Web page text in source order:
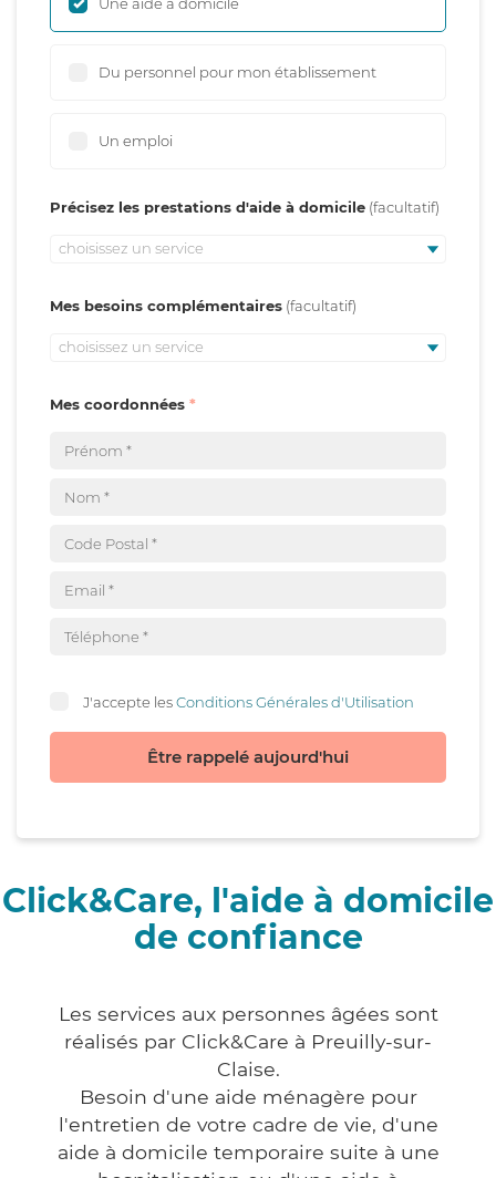
Une aide à domicile
Du personnel pour mon établissement
Un emploi
Précisez les prestations d'aide à domicile
choisissez un service
Mes besoins complémentaires
choisissez un service
Mes coordonnées
J'accepte lesConditions Générales d'Utilisation
Être rappelé aujourd'hui
Click&Care, l'aide à domicile
de confiance
Les services aux personnes âgées sont
réalisés par Click&Care à Preuilly-sur-
Claise.
Besoin d'une aide ménagère pour
l'entretien de votre cadre de vie, d'une
aide à domicile temporaire suite à une